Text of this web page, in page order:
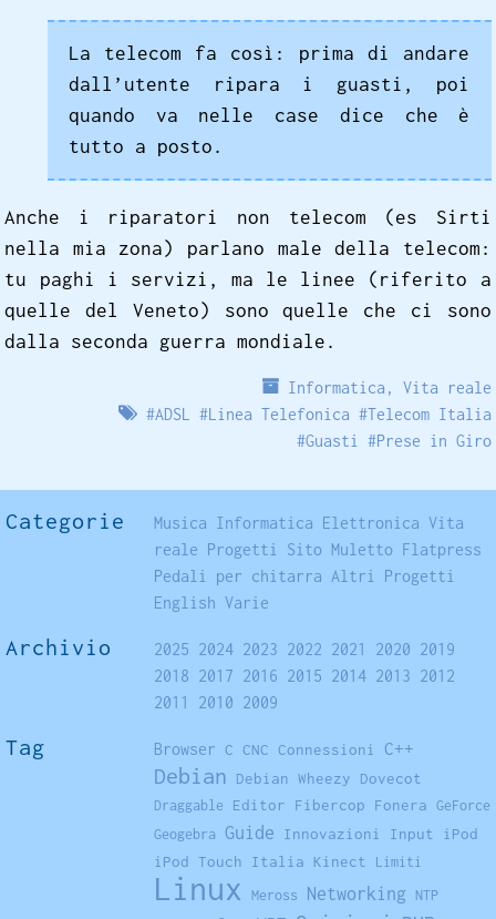
La telecom fa così: prima di andare
dall’utente ripara i guasti, poi
quando va nelle case dice che è
tutto a posto.
Anche i riparatori non telecom (es Sirti
nella mia zona) parlano male della telecom:
tu paghi i servizi, ma le linee (riferito a
quelle del Veneto) sono quelle che ci sono
dalla seconda guerra mondiale.
Informatica , Vita reale
#ADSL #Linea Telefonica #Telecom Italia
#Guasti #Prese in Giro
Categorie Musica Informatica Elettronica Vita
reale Progetti Sito Muletto Flatpress
Pedali per chitarra Altri Progetti
English Varie
Archivio 2025 2024 2023 2022 2021 2020 2019
2018 2017 2016 2015 2014 2013 2012
2011
2010 2009
Tag Browser C CNC Connessioni C++
Debian Debian Wheezy Dovecot
Draggable Editor Fibercop Fonera GeForce
Geogebra
Guide Innovazioni Input
iPod
iPod Touch
Italia Kinect Limiti
Linux Meross Networking
NTP